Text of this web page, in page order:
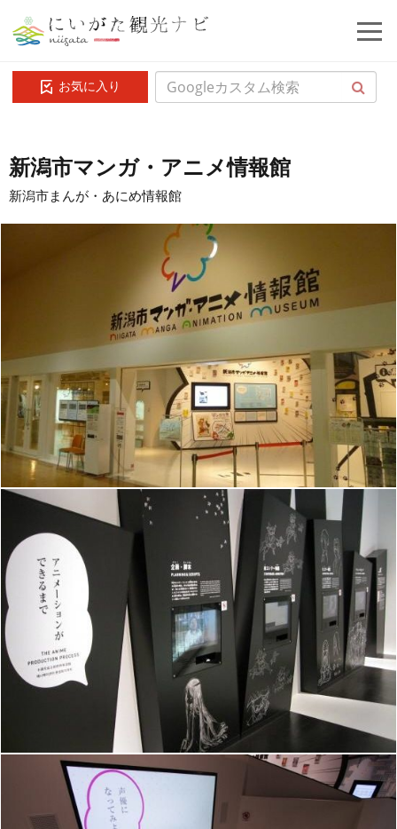
お気に入り
新潟市マンガ・アニメ情報館
新潟市まんが・あにめ情報館